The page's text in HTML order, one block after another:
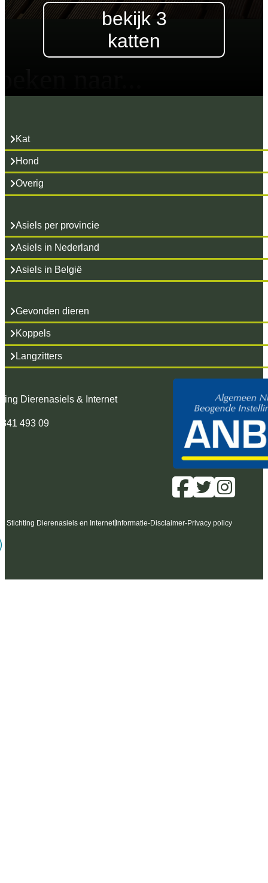
bekijk 3
katten
Kat
Hond
Overig
Asiels per provincie
Asiels in Nederland
Asiels in België
Gevonden dieren
Koppels
Langzitters
Dierenasiels & Internet
493 09
Stichting Dierenasiels en Internet Informatie-Disclaimer-Privacy policy